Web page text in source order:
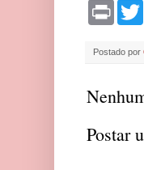
t
Postado por
Postar